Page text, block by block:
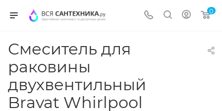
0
Смеситель для
раковины
двухвентильный
Bravat Whirlpool